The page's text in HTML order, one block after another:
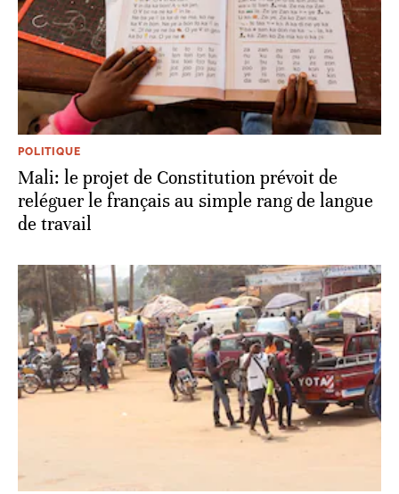
POLITIQUE
Mali: le projet de Constitution prévoit de
reléguer le français au simple rang de langue
de travail